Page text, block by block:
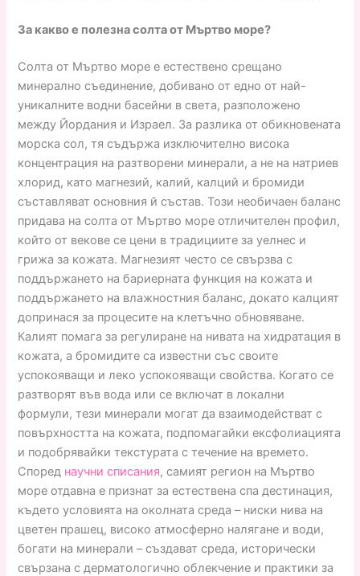
За какво е полезна солта от Мъртво море?
Солта от Мъртво море е естествено срещано
минерално съединение, добивано от едно от най-
уникалните водни басейни в света, разположено
между Йордания и Израел. За разлика от обикновената
морска сол, тя съдържа изключително висока
концентрация на разтворени минерали, а не на натриев
хлорид, като магнезий, калий, калций и бромиди
съставляват основния й състав. Този необичаен баланс
придава на солта от Мъртво море отличителен профил,
който от векове се цени в традициите за уелнес и
грижа за кожата. Магнезият често се свързва с
поддържането на бариерната функция на кожата и
поддържането на влажностния баланс, докато калцият
допринася за процесите на клетъчно обновяване.
Калият помага за регулиране на нивата на хидратация в
кожата, а бромидите са известни със своите
успокояващи и леко успокояващи свойства. Когато се
разтворят във вода или се включат в локални
формули, тези минерали могат да взаимодействат с
повърхността на кожата, подпомагайки ексфолиацията
и подобрявайки текстурата с течение на времето.
Според научни списания, самият регион на Мъртво
море отдавна е признат за естествена спа дестинация,
където условията на околната среда – ниски нива на
цветен прашец, високо атмосферно налягане и води,
богати на минерали – създават среда, исторически
свързана с дерматологично облекчение и практики за